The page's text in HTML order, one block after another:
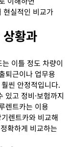
현실적인 비교가
황과
이틀 정도 차량이
퇴근이나 업무용
씬 안정적입니다.
있고 정비·보험까지
렌트카는 이용
렌트카와 비교해
확하게 비교하는